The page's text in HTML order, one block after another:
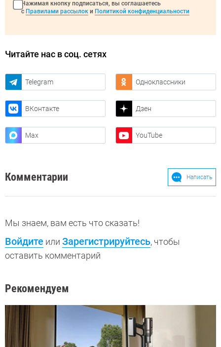
Нажимая кнопку подписаться, вы соглашаетесь
с Правилами рассылок и Политикой конфиденциальности
Читайте нас в соц. сетях
Telegram Одноклассники
ВКонтакте Дзен
Max YouTube
Комментарии Написать
Мы знаем, вам есть что сказать!
Войдите или Зарегистрируйтесь, чтобы
оставить комментарий
Рекомендуем